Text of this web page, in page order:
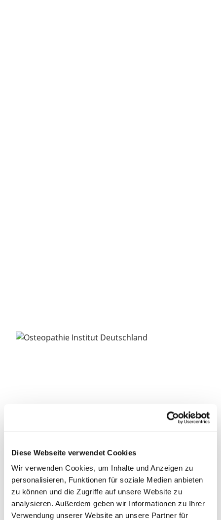
Diese Webseite verwendet Cookies
Wir verwenden Cookies, um Inhalte und Anzeigen zu
personalisieren, Funktionen für soziale Medien anbieten
zu können und die Zugriffe auf unsere Website zu
analysieren. Außerdem geben wir Informationen zu Ihrer
Verwendung unserer Website an unsere Partner für